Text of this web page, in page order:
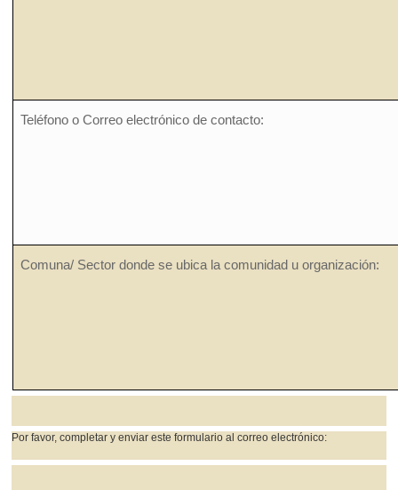
Teléfono o Correo electrónico de contacto:
Comuna/ Sector donde se ubica la comunidad u organización:
Por favor, completar y enviar este formulario alcorreo electrónico: